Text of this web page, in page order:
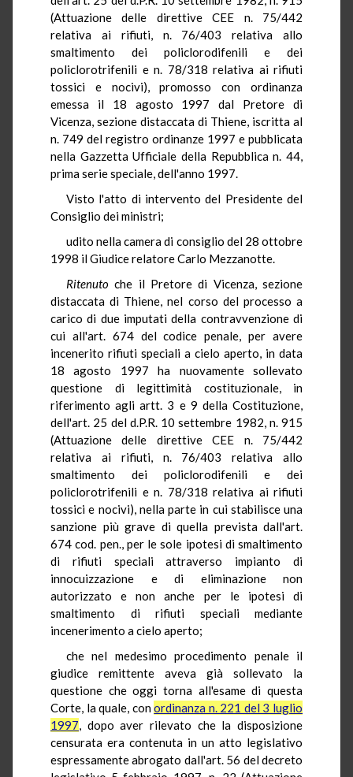
(Attuazione delle direttive CEE n. 75/442
relativa ai rifiuti, n. 76/403 relativa allo
smaltimento dei policlorodifenili e dei
policlorotrifenili e n. 78/318 relativa ai rifiuti
tossici e nocivi), promosso con ordinanza
emessa il 18 agosto 1997 dal Pretore di
Vicenza, sezione distaccata di Thiene, iscritta al
n. 749 del registro ordinanze 1997 e pubblicata
nella Gazzetta Ufficiale della Repubblica n. 44,
prima serie speciale, dell'anno 1997.
Visto l'atto di intervento del Presidente del
Consiglio dei ministri;
udito nella camera di consiglio del 28 ottobre
1998 il Giudice relatore Carlo Mezzanotte.
Ritenuto che il Pretore di Vicenza, sezione
distaccata di Thiene, nel corso del processo a
carico di due imputati della contravvenzione di
cui all'art. 674 del codice penale, per avere
incenerito rifiuti speciali a cielo aperto, in data
18 agosto 1997 ha nuovamente sollevato
questione di legittimità costituzionale, in
riferimento agli artt. 3 e 9 della Costituzione,
dell'art. 25 del d.P.R. 10 settembre 1982, n. 915
(Attuazione delle direttive CEE n. 75/442
relativa ai rifiuti, n. 76/403 relativa allo
smaltimento dei policlorodifenili e dei
policlorotrifenili e n. 78/318 relativa ai rifiuti
tossici e nocivi), nella parte in cui stabilisce una
sanzione più grave di quella prevista dall'art.
674 cod. pen., per le sole ipotesi di smaltimento
di rifiuti speciali attraverso impianto di
innocuizzazione e di eliminazione non
autorizzato e non anche per le ipotesi di
smaltimento di rifiuti speciali mediante
incenerimento a cielo aperto;
che nel medesimo procedimento penale il
giudice remittente aveva già sollevato la
questione che oggi torna all'esame di questa
Corte, la quale, conordinanza n. 221 del 3 luglio
1997, dopo aver rilevato che la disposizione
censurata era contenuta in un atto legislativo
espressamente abrogato dall'art. 56 del decreto